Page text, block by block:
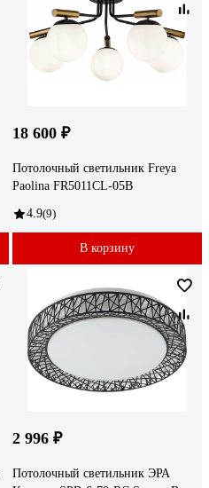
18 600 ₽
Потолочный светильник Freya
Paolina FR5011CL-05B
4.9(9)
В корзину
2 996 ₽
Потолочный светильник ЭРА